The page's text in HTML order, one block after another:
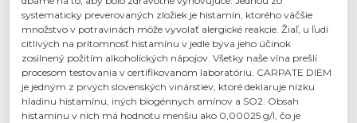
systematicky preverovaných zložiek je histamín, ktorého väčšie
množstvo v potravinách môže vyvolať alergické reakcie. Žiaľ, u ľudí
citlivých na prítomnosť histamínu v jedle býva jeho účinok
zosilnený požitím alkoholických nápojov. Všetky naše vína prešli
procesom testovania v certifikovanom laboratóriu. CARPATE DIEM
je jedným z prvých slovenských vinárstiev, ktoré deklaruje nízku
hladinu histamínu, iných biogénnych amínov a SO2. Obsah
histamínu v nich má hodnotu menšiu ako 0,00025 g/l, čo je